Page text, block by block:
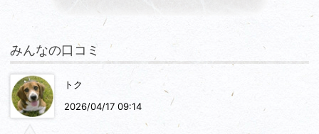
みんなの口コミ
トク
2026/04/17 09:14